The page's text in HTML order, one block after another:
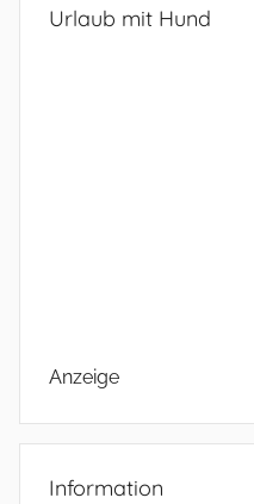
Urlaub mit Hund
Anzeige
Information